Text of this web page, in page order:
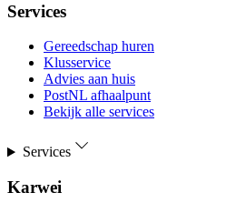
Services
Gereedschap huren
Klusservice
Advies aan huis
PostNL afhaalpunt
Bekijk alle services
Services
Karwei